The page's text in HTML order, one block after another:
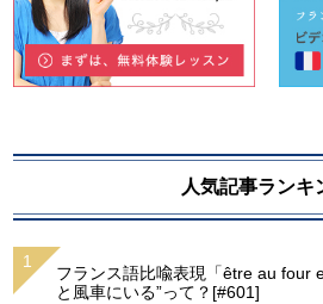
人気記事ランキ
フランス語比喩表現「être au four
と風車にいる”って？[#601]